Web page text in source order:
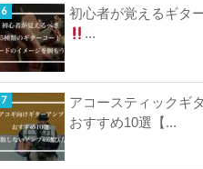
初心者が覚えるギタ
...
アコースティックギ
おすすめ10選【...